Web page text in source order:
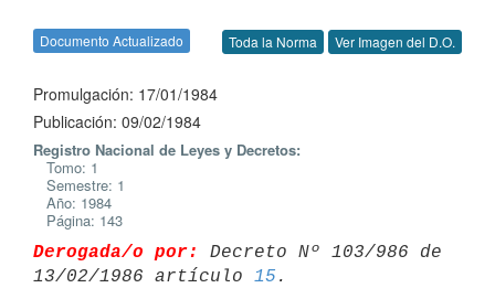
Documento Actualizado Toda la Norma Ver Imagen del D.O.
Promulgación: 17/01/1984
Publicación: 09/02/1984
Registro Nacional de Leyes y Decretos:
Tomo: 1
Semestre: 1
Año: 1984
Página: 143
Derogada/o por:
Decreto Nº 103/986 de
13/02/1986 artículo 15